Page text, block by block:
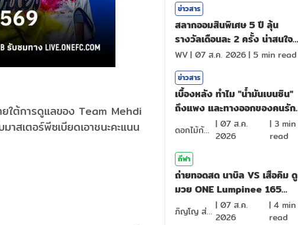
ใต้การดูแลของ Team Mehdi
สเตอร์พีซเบียดเอาชนะคะแนน
ข่าวสาร
สลากออมสินพิเศษ 5 ปี ลุ้น
รางวัลเดือนละ 2 ครั้ง น่าสนใจ
ไหม?
WV| 07 ส.ค. 2026| 5 min read
ข่าวสาร
เบื้องหลัง ทำไม "น้ำมันเบนซิน"
ถึงแพง และทางออกของคนรัก
ดอกไม้กับสายน้ำ | 07 ส.ค.
2026
| 3min
read
กีฬา
ถ่ายทอดสด นาบิล VS เสือคิม ดู
มวย ONE Lumpinee 165
(7ส.ค.69)
ภิญโญ ส่องแสง | 07 ส.ค.
2026
|4 min
read